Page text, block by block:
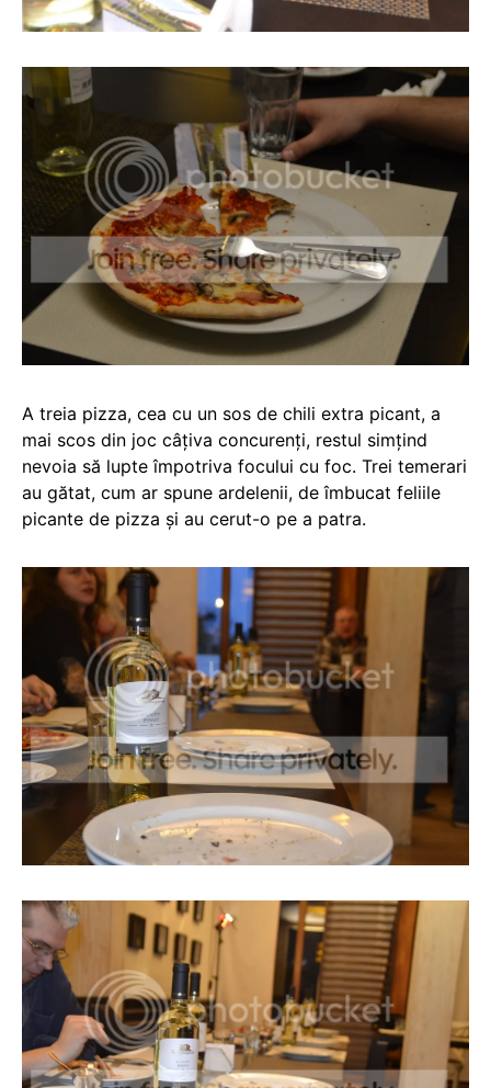
A treia pizza, cea cu un sos de chili extra picant, a
mai scos din joc câțiva concurenți, restul simțind
nevoia să lupte împotriva focului cu foc. Trei temerari
au gătat, cum ar spune ardelenii, de îmbucat feliile
picante de pizza și au cerut-o pe a patra.